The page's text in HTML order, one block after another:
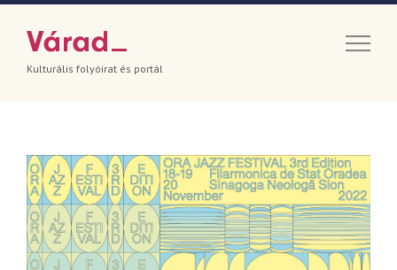
Kulturális folyóirat és portál